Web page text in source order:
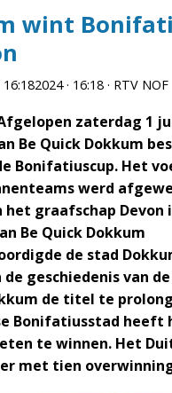
wint
· 16:18 · RTV NOF
Afgelopen zaterdag 1
Be Quick Dokkum
Bonifatiuscup. Het
werd
graafschap Devon
Be Quick Dokkum
de stad
geschiedenis van
de titel te
Bonifatiusstad heeft
te winnen. Het
met tien